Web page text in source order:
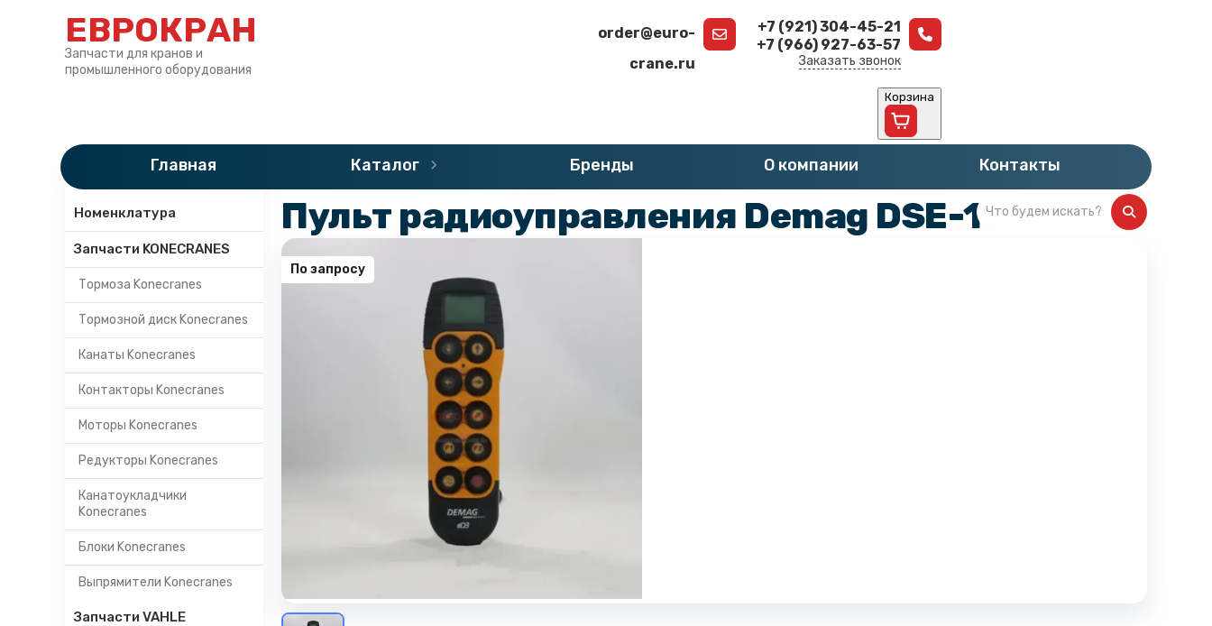
ЕВРОКРАН
Запчасти для кранов и
промышленного оборудования
order@euro-
crane.ru
+7 (921) 304-45-21
+7 (966) 927-63-57
Заказать звонок
Корзина
Главная Каталог Бренды О компании Контакты
Категории
Номенклатура
Запчасти KONECRANES
Тормоза Konecranes
Тормозной диск Konecranes
Канаты Konecranes
Контакторы Konecranes
Моторы Konecranes
Редукторы Konecranes
Канатоукладчики
Konecranes
Блоки Konecranes
Выпрямители Konecranes
Запчасти VAHLE
»Каталог » Запчасти DEMAG Пульты радиоуправления DEMAG
Пульт радиоуправления Demag DSE-10R 2V2
По запросу